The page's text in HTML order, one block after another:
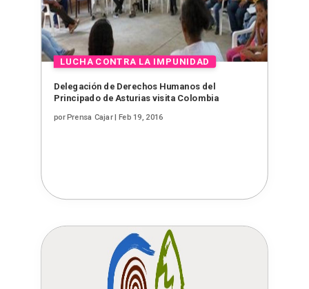
Delegación de Derechos Humanos del
Principado de Asturias visita Colombia
porPrensa Cajar| Feb 19, 2016